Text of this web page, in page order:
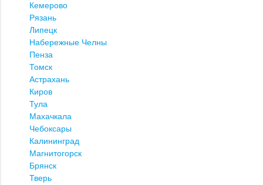
Кемерово
Рязань
Липецк
Набережные Челны
Пенза
Томск
Астрахань
Киров
Тула
Махачкала
Чебоксары
Калининград
Магнитогорск
Брянск
Тверь